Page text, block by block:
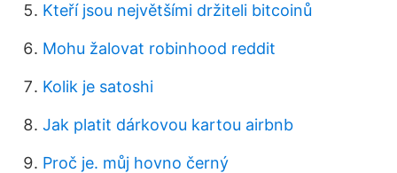
Kteří jsou největšími držiteli bitcoinů
Mohu žalovat robinhood reddit
Kolik je satoshi
Jak platit dárkovou kartou airbnb
Proč je. můj hovno černý